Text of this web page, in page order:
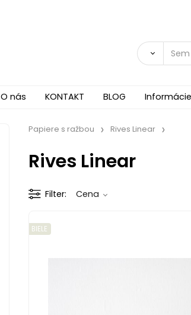
O nás KONTAKT BLOG
Papiere s ražbou Rives Linear
Rives Linear
Filter Cena
BIELE